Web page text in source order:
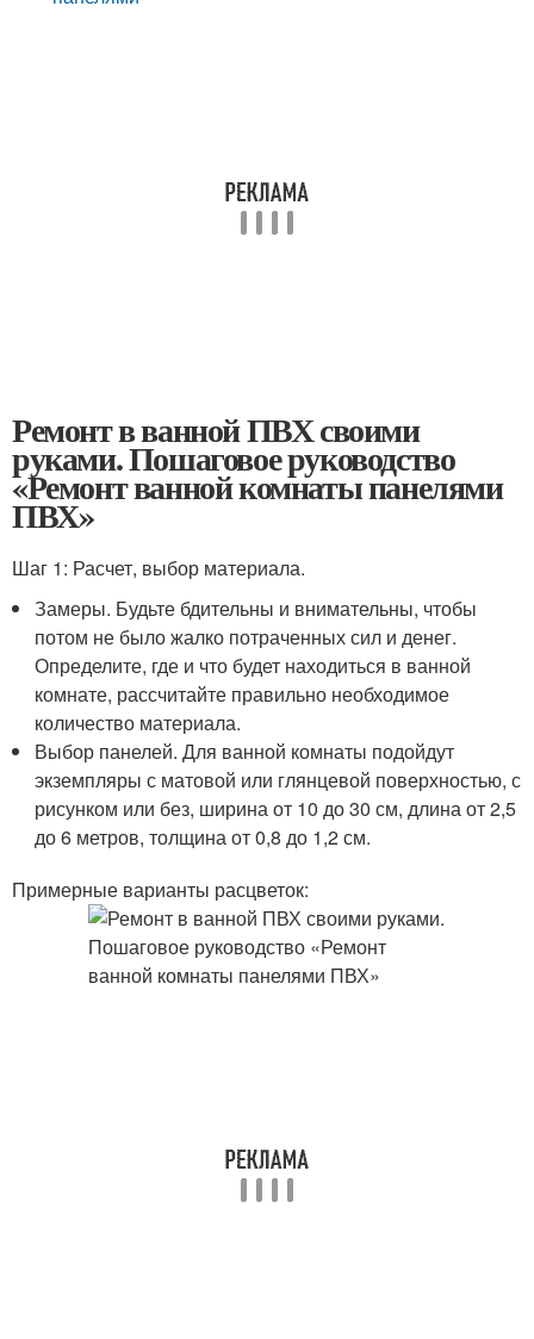
Ремонт в ванной ПВХ своими
руками. Пошаговое руководство
«Ремонт ванной комнаты панелями
ПВХ»
Шаг 1: Расчет, выбор материала.
Замеры. Будьте бдительны и внимательны, чтобы
потом не было жалко потраченных сил и денег.
Определите, где и что будет находиться в ванной
комнате, рассчитайте правильно необходимое
количество материала.
Выбор панелей. Для ванной комнаты подойдут
экземпляры с матовой или глянцевой поверхностью, с
рисунком или без, ширина от 10 до 30 см, длина от 2,5
до 6 метров, толщина от 0,8 до 1,2 см.
Примерные варианты расцветок: